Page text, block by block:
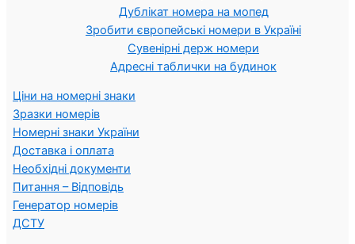
Дублікат номера на мопед
Зробити європейські номери в Україні
Сувенірні держ номери
Адресні таблички на будинок
Ціни на номерні знаки
Зразки номерів
Номерні знаки України
Доставка і оплата
Необхідні документи
Питання – Відповідь
Генератор номерів
ДСТУ